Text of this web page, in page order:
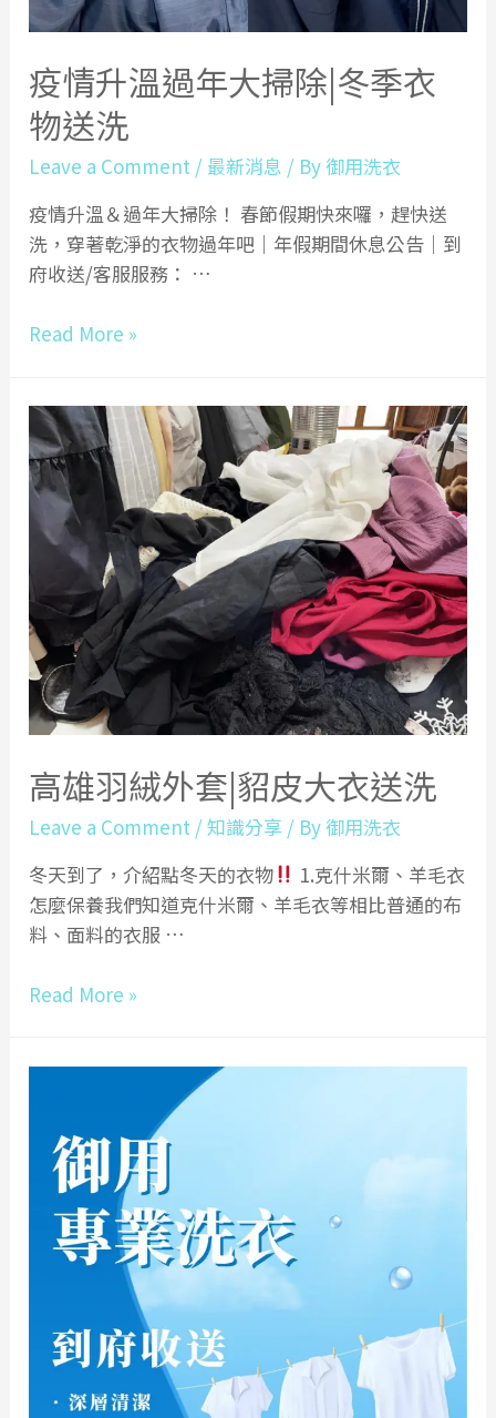
疫情升溫過年大掃除|冬季衣
物送洗
Leave a Comment / 最新消息 / By御用洗衣
疫情升溫＆過年大掃除！ 春節假期快來囉，趕快送
洗，穿著乾淨的衣物過年吧｜年假期間休息公告｜到
府收送/客服服務： …
疫
溫
過
年
大
掃
除|
冬
季
衣
物
送
Read More »
高雄羽絨外套|貂皮大衣送洗
Leave a Comment /知識分享 / By御用洗衣
冬天到了，介紹點冬天的衣物
1.克什米爾、羊毛衣
怎麼保養我們知道克什米爾、羊毛衣等相比普通的布
料、面料的衣服 …
高
Read More »